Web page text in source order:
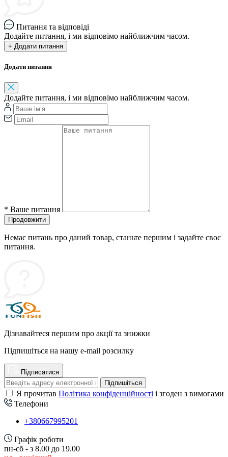
Питання та відповіді
Додайте питання, і ми відповімо найближчим часом.
+ Додати питання
Додати питання
Додайте питання, і ми відповімо найближчим часом.
* Ваше питання
Продовжити
Немає питань про даний товар, станьте першим і задайте своє
питання.
Дізнавайтеся першим про акції та знижки
Підпишіться на нашу e-mail розсилку
Підписатися
Підпишіться
Я прочитав Політика конфіденційності і згоден з вимогами
Телефони
+380667995201
Графік роботи
пн-сб - з 8.00 до 19.00